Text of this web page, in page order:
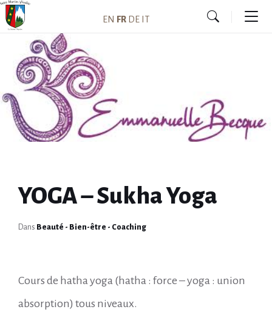
Skip
to
content
Skip
to
main
navigation
Skip
to
footer
EN FR DE IT
YOGA – Sukha Yoga
Dans Beauté - Bien-être - Coaching
Cours de hatha yoga (hatha : force – yoga : union
absorption) tous niveaux.